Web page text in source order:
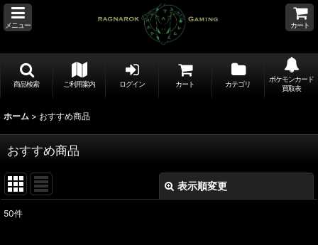
メニュー カート
商品検索 ご利用案内 ログイン カート カテゴリ
ポケモンカード
買取表
ホーム > おすすめ商品
おすすめ商品
表示順変更
50件